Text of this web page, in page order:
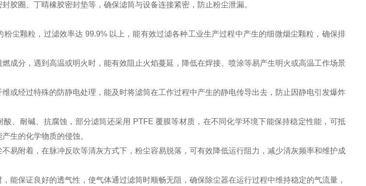
胶圈、丁晴橡胶密封垫等，确保滤筒与设备连接紧密，防止粉尘泄漏。
粉尘颗粒，过滤效率达 99.9% 以上，能有效过滤各种工业生产过程中产生的细微烟尘颗粒，确保排
成分，遇到高温或明火时，能有效阻止火焰蔓延，降低在焊接、喷涂等易产生明火或高温工作场景
或经过特殊的防静电处理，能及时将滤筒在工作过程中产生的静电传导出去，防止因静电引发爆炸
酸、耐碱、抗腐蚀，部分滤筒还采用 PTFE 覆膜等材质，在不同化学环境下能保持稳定性能，可抵
生的化学物质的侵蚀。
易附着，在脉冲反吹等清灰方式下，粉尘容易脱落，可有效降低运行阻力，减少清灰频率和维护成
能保证良好的透气性，使气体通过滤筒时顺畅无阻，确保除尘器在运行过程中维持稳定的气流量，